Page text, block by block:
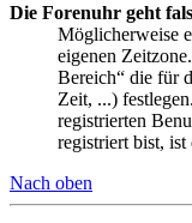
Die Forenuhr geht
Möglicherweise
eigenen
Bereich“ die für
Zeit, ...)
registrierten
registriert bist, ist
Nach oben